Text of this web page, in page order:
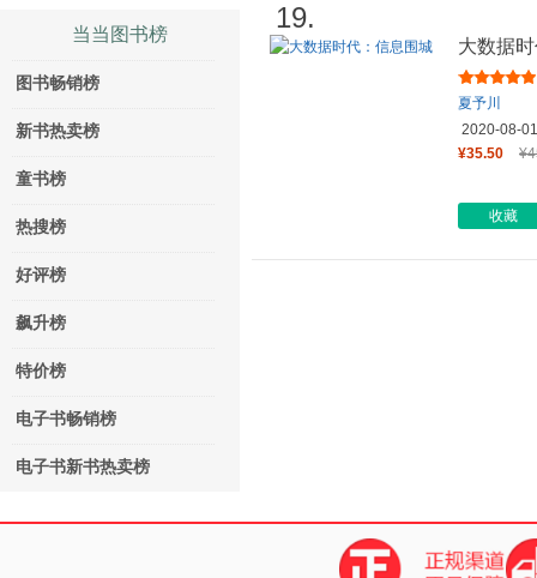
当当图书榜
图书畅销榜
新书热卖榜
童书榜
热搜榜
好评榜
飙升榜
特价榜
电子书畅销榜
电子书新书热卖榜
19.
大数据
夏予川
2020-08-01
¥35.50
收藏